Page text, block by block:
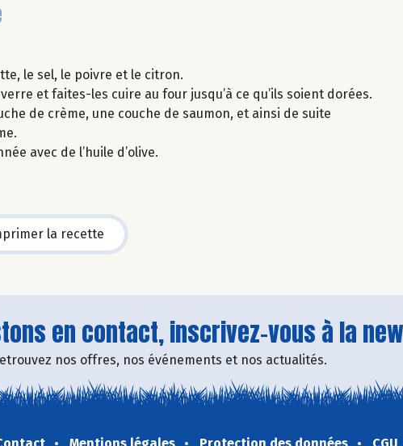
le sel, le poivre et le citron.
et faites-les cuire au four jusqu’à ce qu’ils soient dorées.
de crème, une couche de saumon, et ainsi de suite
avec de l’huile d’olive.
la recette
en contact, inscrivez-vous à la
nos offres, nos événements et nos actualités.